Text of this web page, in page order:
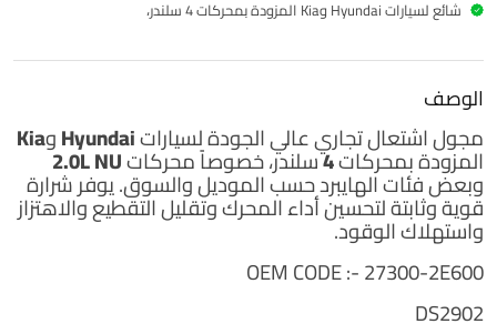
شائع لسيارات Hyundai وKia المزودة بمحركات 4 سلندر،
الوصف
مجول اشتعالتجاريعالي الجودة لسياراتHyundai وKia
المزودة بمحركات4 سلندر ، خصوصاً محركات2.0L NU
وبعض فئات الهايبرد حسب الموديل والسوق. يوفر شرارة
قوية وثابتة لتحسين أداء المحرك وتقليل التقطيع والاهتزاز
واستهلاك الوقود.
OEM CODE :- 27300-2E600
DS2902